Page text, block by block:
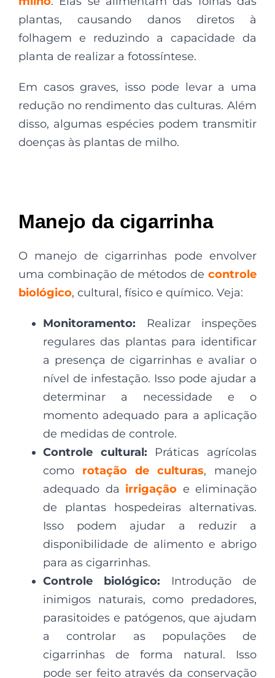
plantas, causando danos diretos à
folhagem e reduzindo a capacidade da
planta de realizar a fotossíntese.
Em casos graves, isso pode levar a uma
redução no rendimento das culturas. Além
disso, algumas espécies podem transmitir
doenças às plantas de milho.
Manejo da cigarrinha
O manejo de cigarrinhas pode envolver
uma combinação de métodos de controle
biológico, cultural, físico e químico. Veja:
Monitoramento:
Realizar inspeções
regulares das plantas para identificar
a presença de cigarrinhas e avaliar o
nível de infestação. Isso pode ajudar a
determinar a necessidade e o
momento adequado para a aplicação
de medidas de controle.
Controle cultural: Práticas agrícolas
como rotação de culturas, manejo
adequado da irrigação e eliminação
de plantas hospedeiras alternativas.
Isso podem ajudar a reduzir a
disponibilidade de alimento e abrigo
para as cigarrinhas.
Controle biológico: Introdução de
inimigos naturais, como predadores,
parasitoides e patógenos, que ajudam
a controlar as populações de
cigarrinhas de forma natural. Isso
pode ser feito através da conservação